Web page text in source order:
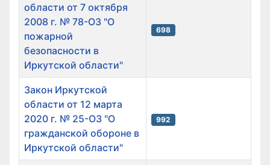
области от 7 октября
2008 г. № 78-ОЗ "О
пожарной
безопасности в
Иркутской области"
698
Закон Иркутской
области от 12 марта
2020 г. № 25-ОЗ "О
гражданской обороне в
Иркутской области"
992